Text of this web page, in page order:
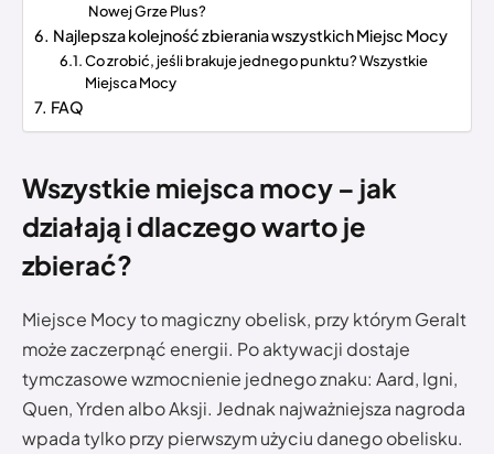
Nowej Grze Plus?
Najlepsza kolejność zbierania wszystkich Miejsc Mocy
Co zrobić, jeśli brakuje jednego punktu? Wszystkie
Miejsca Mocy
FAQ
Wszystkie miejsca mocy – jak
działają i dlaczego warto je
zbierać?
Miejsce Mocy to magiczny obelisk, przy którym Geralt
może zaczerpnąć energii. Po aktywacji dostaje
tymczasowe wzmocnienie jednego znaku: Aard, Igni,
Quen, Yrden albo Aksji. Jednak najważniejsza nagroda
wpada tylko przy pierwszym użyciu danego obelisku.